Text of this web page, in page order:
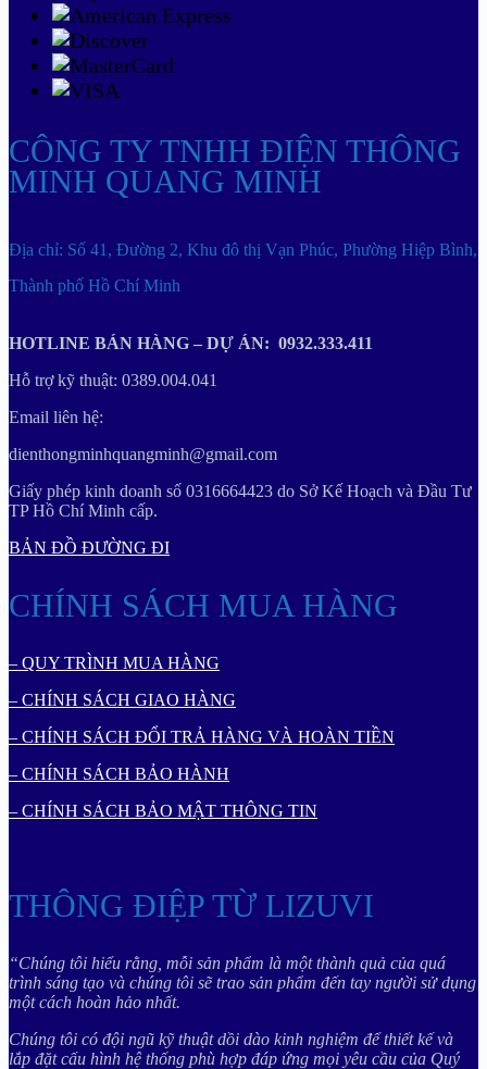
CÔNG TY TNHH ĐIỆN THÔNG
MINH QUANG MINH
Địa chỉ: Số 41, Đường 2, Khu đô thị Vạn Phúc, Phường Hiệp Bình,
Thành phố Hồ Chí Minh
HOTLINE BÁN HÀNG – DỰ ÁN: 0932.333.411
Hỗ trợ kỹ thuật: 0389.004.041
Email liên hệ:
dienthongminhquangminh@gmail.com
Giấy phép kinh doanh số 0316664423 do Sở Kế Hoạch và Đầu Tư
TP Hồ Chí Minh cấp.
BẢN ĐỒ ĐƯỜNG ĐI
CHÍNH SÁCH MUA HÀNG
– QUY TRÌNH MUA HÀNG
– CHÍNH SÁCH GIAO HÀNG
– CHÍNH SÁCH ĐỔI TRẢ HÀNG VÀ HOÀN TIỀN
– CHÍNH SÁCH BẢO HÀNH
– CHÍNH SÁCH BẢO MẬT THÔNG TIN
THÔNG ĐIỆP TỪ LIZUVI
“Chúng tôi hiểu rằng, mỗi sản phẩm là một thành quả của quá
trình sáng tạo và chúng tôi sẽ trao sản phẩm đến tay người sử dụng
một cách hoàn hảo nhất.
Chúng tôi có đội ngũ kỹ thuật dồi dào kinh nghiệm để thiết kế và
lắp đặt cấu hình hệ thống phù hợp đáp ứng mọi yêu cầu của Quý